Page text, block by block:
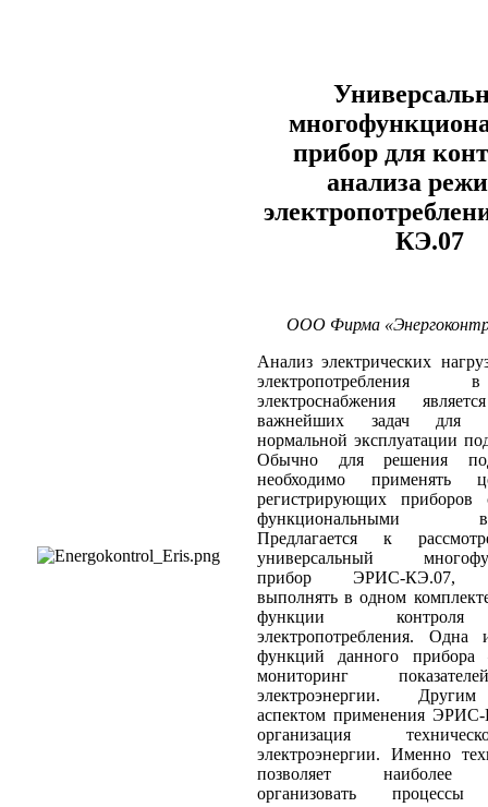
прибор для
анализа
КЭ.07
ООО Фирма
Анализ электрических
электроснабжения
важнейших задач для
нормальной эксплуатации
Обычно для решения
необходимо применять
регистрирующих приборов
функциональными
Предлагается к
универсальный
прибор ЭРИС-КЭ.07,
выполнять в одном
функции
электропотребления.
функций данного прибора
мониторинг
электроэнергии.
аспектом применения ЭРИС-
организация
электроэнергии. Именно
позволяет наиболее
организовать процессы